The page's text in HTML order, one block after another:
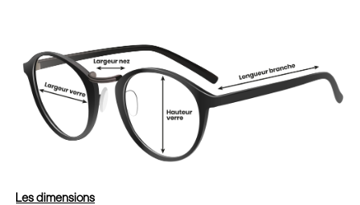
Les dimensions